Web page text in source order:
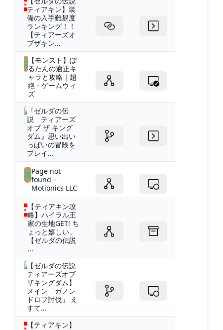
ティアキン】装
備の入手難易度
ランキング！！
【ティアーズオ
ブザキン...
【モンスト】ぽ
るたんの適正キ
ャラと攻略｜超
絶 - ゲームウィ
ズ
『ゼルダの伝
説 ティアーズ
オブ ザ キング
ダム』思い出い
っぱいの冒険を
プレイ...
Page not
found –
Motionics LLC
【ティアキン攻
略】ハイラル王
家の生地GET! ち
ょっと嬉しい。
【ゼルダの伝説
...
【ゼルダの伝説
ティアーズオブ
ザキングダム】
メイン「ガノン
ドロフ討伐」 え
すて...
【ティアキン】